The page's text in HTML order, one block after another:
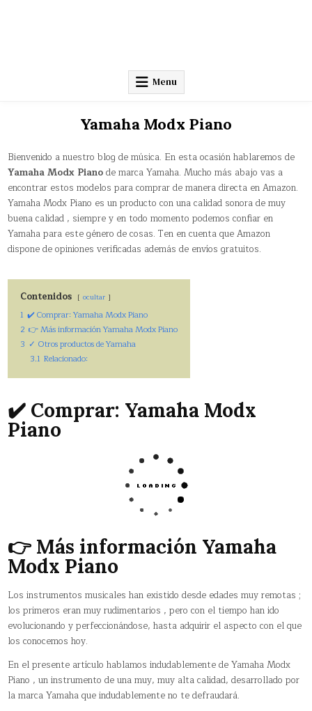
Menu
Yamaha Modx Piano
Bienvenido a nuestro blog de música. En esta ocasión hablaremos de
Yamaha Modx Pianode marca Yamaha. Mucho más abajo vas a
encontrar estos modelos para comprar de manera directa en Amazon.
Yamaha Modx Piano es un producto con una calidad sonora de muy
buena calidad , siempre y en todo momento podemos confiar en
Yamaha para este género de cosas. Ten en cuenta que Amazon
dispone de opiniones verificadas además de envíos gratuitos.
Contenidos ocultar
1 ✔️ Comprar: Yamaha Modx Piano
2 👉 Más información Yamaha Modx Piano
3 ✓ Otros productos de Yamaha
3.1 Relacionado:
✔️ Comprar: Yamaha Modx
Piano
👉 Más información Yamaha
Modx Piano
Los instrumentos musicales han existido desde edades muy remotas ;
los primeros eran muy rudimentarios , pero con el tiempo han ido
evolucionando y perfeccionándose, hasta adquirir el aspecto con el que
los conocemos hoy.
En el presente artículo hablamos indudablemente de Yamaha Modx
Piano , un instrumento de una muy, muy alta calidad, desarrollado por
la marca Yamaha que indudablemente no te defraudará.